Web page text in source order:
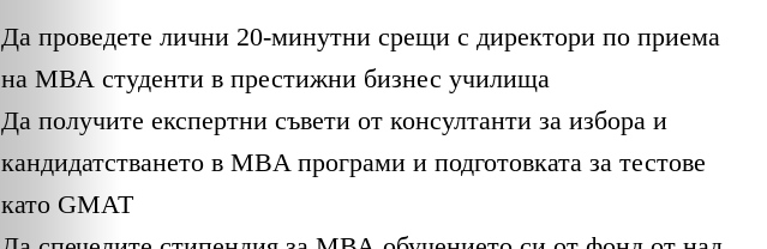
Да проведете лични 20-минутни срещи с директори по приема
на МВА студенти в престижни бизнес училища
Да получите експертни съвети от консултанти за избора и
кандидатстването в MBA програми и подготовката за тестове
като GMAT